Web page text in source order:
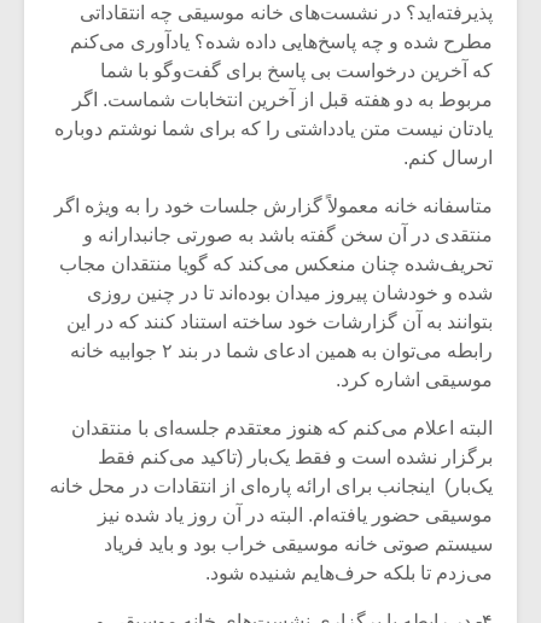
پذیرفته‌اید؟ در نشست‌های خانه موسیقی چه انتقاداتی
مطرح شده و چه پاسخ‌هایی داده شده؟ یادآوری می‌کنم
که آخرین درخواست بی پاسخ برای گفت‌وگو با شما
مربوط به دو هفته قبل از آخرین انتخابات شماست. اگر
یادتان نیست متن یادداشتی را که برای شما نوشتم دوباره
ارسال کنم.
متاسفانه خانه معمولاً گزارش جلسات خود را به ویژه اگر
منتقدی در آن سخن گفته باشد به صورتی جانبدارانه و
تحریف‌شده چنان منعکس می‌کند که گویا منتقدان مجاب
شده و خودشان پیروز میدان بوده‌اند تا در چنین روزی
بتوانند به آن گزارشات خود ساخته استناد کنند که در این
رابطه می‌توان به همین ادعای شما در بند ۲ جوابیه خانه
موسیقی اشاره کرد.
البته اعلام می‌کنم که هنوز معتقدم جلسه‌ای با منتقدان
برگزار نشده است و فقط یک‌بار (تاکید می‌کنم فقط
یک‌بار) اینجانب برای ارائه پاره‌ای از انتقادات در محل خانه
موسیقی حضور یافته‌ام. البته در آن روز یاد شده نیز
سیستم صوتی خانه موسیقی خراب بود و باید فریاد
می‌زدم تا بلکه حرف‌هایم شنیده شود.